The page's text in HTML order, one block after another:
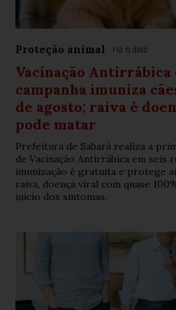
Proteção animal Há 6 dias
Vacinação Antirrábica
campanha imuniza
de agosto; raiva é
pode matar
Prefeitura de Sabará realiza a
de Vacinação Antirrábica em seis
imunização é gratuita e protege
raiva, doença viral com quase
início dos sintomas.